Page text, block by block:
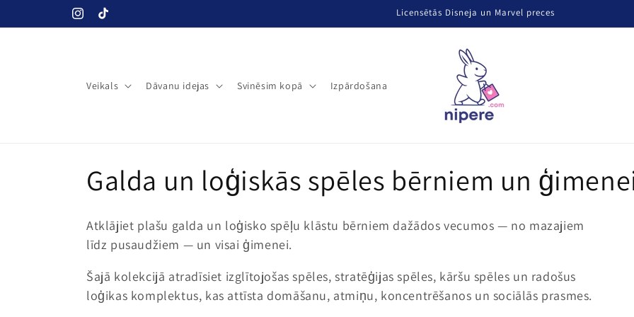
Instagram
TikTok
Licensētās Disneja un Marvel preces
Veikals Dāvanu idejas Svinēsim kopā Izpārdošana
K
o
l
e
Galda un loģiskās spēles bērniem un
Atklājiet plašu galda un loģisko spēļu klāstu bērniem dažādos vecumos — no mazajiem
līdz pusaudžiem — un visai ģimenei.
Šajā kolekcijā atradīsiet izglītojošas spēles, stratēģijas spēles, kāršu spēles un radošus
loģikas komplektus, kas attīsta domāšanu, atmiņu, koncentrēšanos un sociālās prasmes.